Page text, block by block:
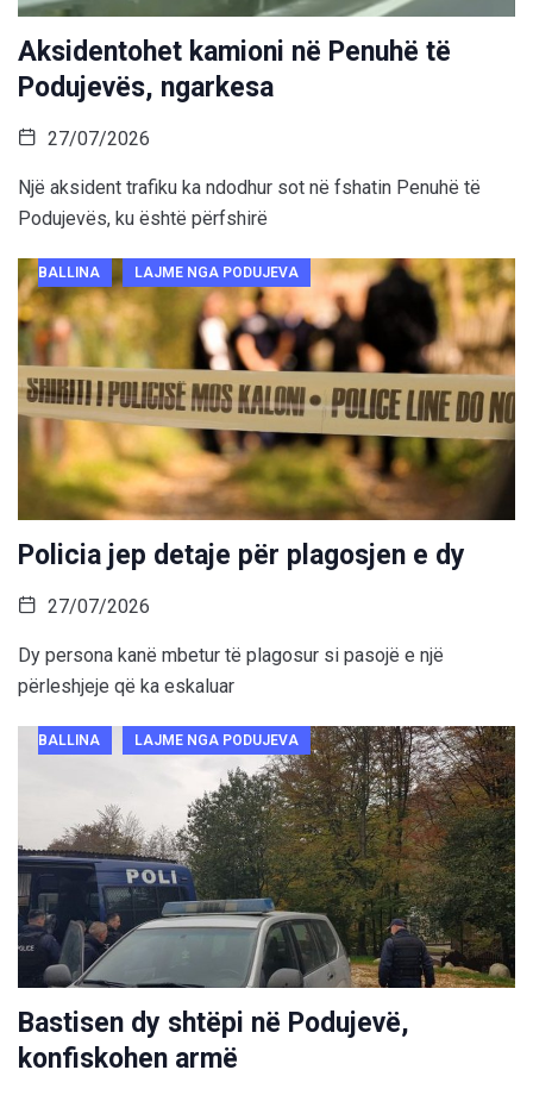
Aksidentohet kamioni në Penuhë të
Podujevës, ngarkesa
27/07/2026
Një aksident trafiku ka ndodhur sot në fshatin Penuhë të
Podujevës, ku është përfshirë
BALLINA LAJME NGA PODUJEVA
Policia jep detaje për plagosjen e dy
27/07/2026
Dy persona kanë mbetur të plagosur si pasojë e një
përleshjeje që ka eskaluar
BALLINA LAJME NGA PODUJEVA
Bastisen dy shtëpi në Podujevë,
konfiskohen armë